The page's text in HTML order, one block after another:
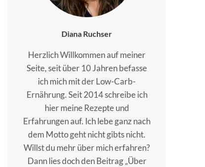
Diana Ruchser
Herzlich Willkommen auf meiner
Seite, seit über 10 Jahren befasse
ich mich mit der Low-Carb-
Ernährung. Seit 2014 schreibe ich
hier meine Rezepte und
Erfahrungen auf. Ich lebe ganz nach
dem Motto geht nicht gibts nicht.
Willst du mehr über mich erfahren?
Dann lies doch den Beitrag „Über